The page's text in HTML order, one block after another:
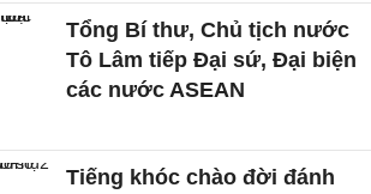
Tổng Bí thư, Chủ tịch nước
Tô Lâm tiếp Đại sứ, Đại biện
các nước ASEAN
Tiếng khóc chào đời đánh